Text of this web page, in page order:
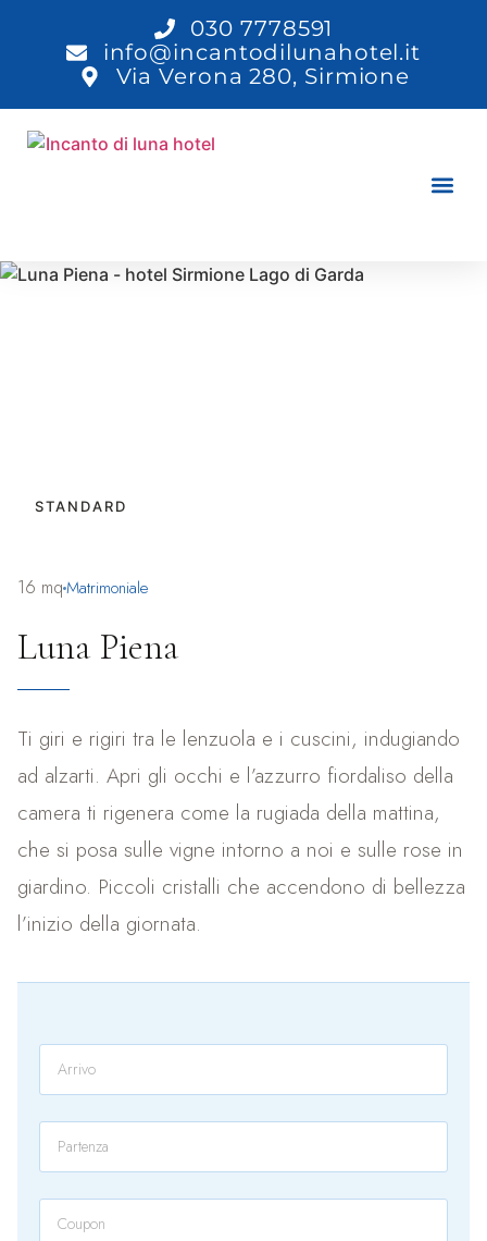
030 7778591
info@incantodilunahotel.it
Via Verona 280, Sirmione
STANDARD
16 mqMatrimoniale
Luna Piena
Ti giri e rigiri tra le lenzuola e i cuscini, indugiando
ad alzarti. Apri gli occhi e l’azzurro fiordaliso della
camera ti rigenera come la rugiada della mattina,
che si posa sulle vigne intorno a noi e sulle rose in
giardino. Piccoli cristalli che accendono di bellezza
l’inizio della giornata.